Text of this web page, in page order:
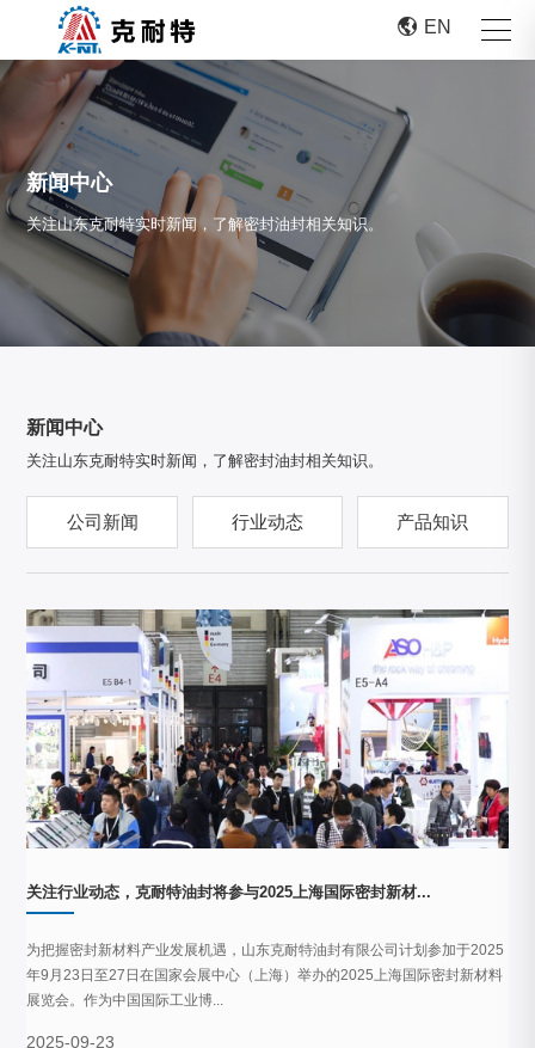
 EN
新闻中心
关注山东克耐特实时新闻，了解密封油封相关知识。
新闻中心
关注山东克耐特实时新闻，了解密封油封相关知识。
公司新闻 行业动态 产品知识
关注行业动态，克耐特油封将参与2025上海国际密封新材...
为把握密封新材料产业发展机遇，山东克耐特油封有限公司计划参加于2025
年9月23日至27日在国家会展中心（上海）举办的2025上海国际密封新材料
展览会。作为中国国际工业博...
2025-09-23